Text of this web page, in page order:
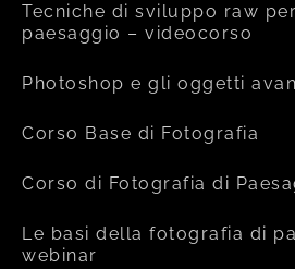
Tecniche di sviluppo raw
paesaggio – videocorso
Photoshop e gli oggetti
Corso Base di Fotografia
Corso di Fotografia di
Le basi della fotografia di
webinar